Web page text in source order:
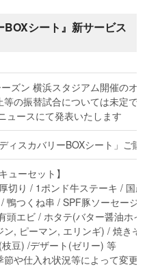
BOXシート』新サービス
ズン 横浜スタジアム開催のオ
等の振替試合については未定で
ュースにて発表いたします
ィスカバリーBOXシート」ご購
ューセット】
切り / 1ポンド牛ステーキ / 国
鴨つくね串 / SPF豚ソーセージ
頭エビ / ホタテ(バター醤油ホ
ン, ピーマン, エリンギ) / 焼き
豆) /デザート(ゼリー) 等
節や仕入れ状況等によって変更